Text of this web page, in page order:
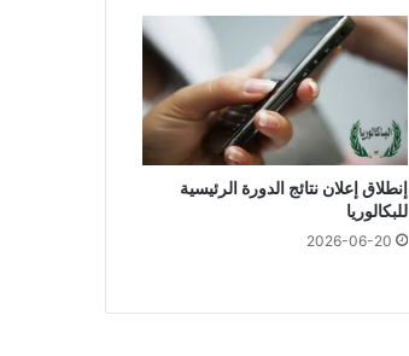
إنطلاق إعلان نتائج الدورة الرئيسية
للبكالوريا
2026-06-20